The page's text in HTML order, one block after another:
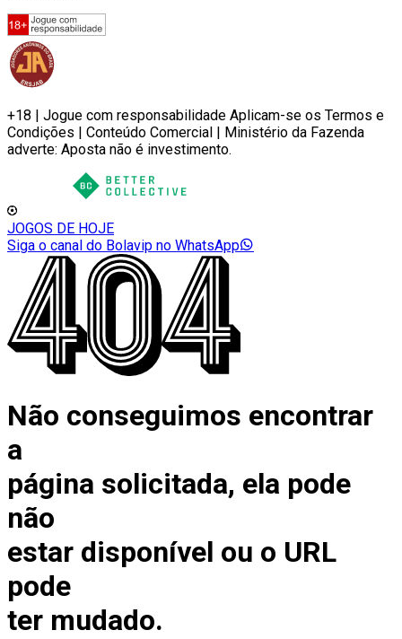
+18 | Jogue com responsabilidade Aplicam-se os Termos e
Condições | Conteúdo Comercial | Ministério da Fazenda
adverte: Aposta não é investimento.
JOGOS DE HOJE
Siga o canal do Bolavip no WhatsApp
Não conseguimos encontrar
a
página solicitada, ela pode
não
estar disponível ou o URL
pode
ter mudado.